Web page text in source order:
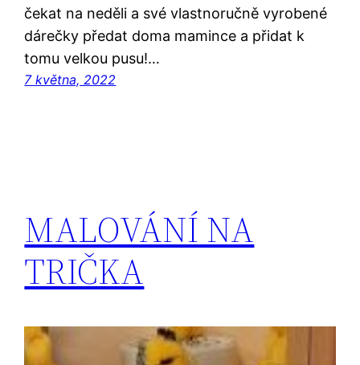
čekat na neděli a své vlastnoručně vyrobené
dárečky předat doma mamince a přidat k
tomu velkou pusu!…
7 května, 2022
MALOVÁNÍ NA
TRIČKA